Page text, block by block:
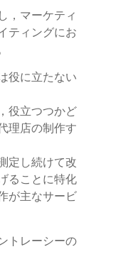
，マーケティ
ティングにお
役に立たない
役立つつかど
理店の制作す
定し続けて改
ることに特化
が主なサービ
トレーシーの